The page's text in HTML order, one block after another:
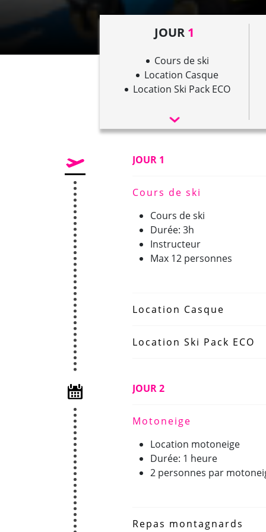
JOUR 1
Cours de ski
Location Casque
Location Ski Pack ECO
JOUR 1
Cours de ski
Cours de ski
Durée: 3h
Instructeur
Max 12 personnes
Location Casque
Location Ski Pack ECO
JOUR 2
Motoneige
Location motoneige
Durée: 1 heure
2 personnes par
Repas montagnards